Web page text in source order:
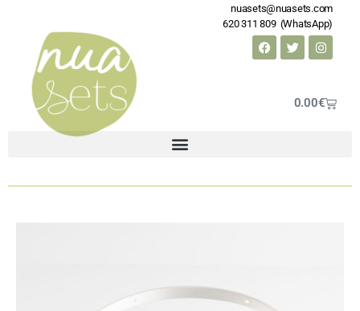
0.00€
nuasets@nuasets.com
620 311 809 (WhatsApp)